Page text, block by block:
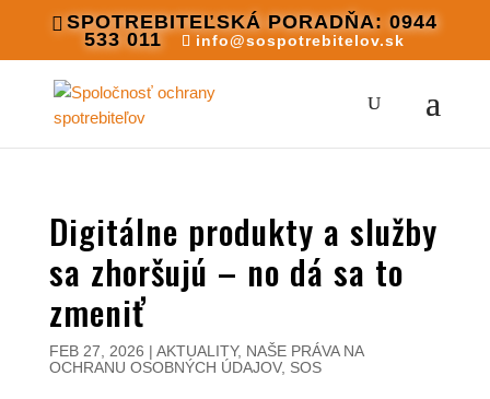
SPOTREBITEĽSKÁ PORADŇA: 0944
533 011
info@sospotrebitelov.sk
Digitálne produkty a služby
sa zhoršujú – no dá sa to
zmeniť
FEB 27, 2026 | AKTUALITY, NAŠE PRÁVA NA
OCHRANU OSOBNÝCH ÚDAJOV, SOS